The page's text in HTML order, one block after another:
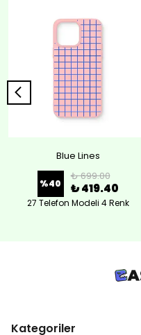
Blue Lines
%40
₺ 699.00
₺ 419.40
27 Telefon Modeli 4 Renk
Kategoriler